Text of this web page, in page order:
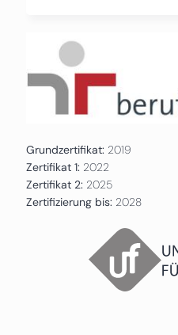
Grundzertifikat: 2019
Zertifikat 1: 2022
Zertifikat 2: 2025
Zertifizierung bis: 2028